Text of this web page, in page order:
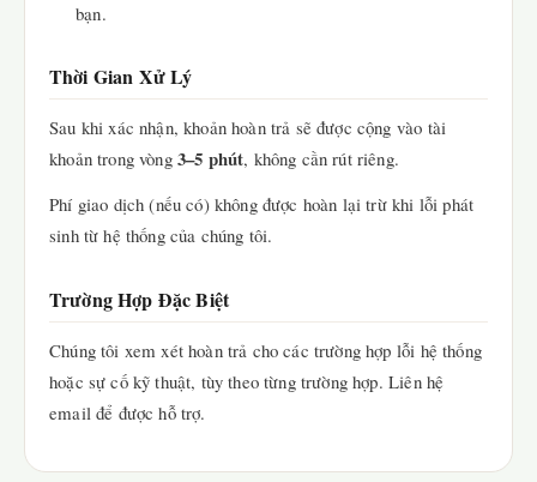
bạn.
Thời Gian Xử Lý
Sau khi xác nhận, khoản hoàn trả sẽ được cộng vào tài
khoản trong vòng 3–5 phút, không cần rút riêng.
Phí giao dịch (nếu có) không được hoàn lại trừ khi lỗi phát
sinh từ hệ thống của chúng tôi.
Trường Hợp Đặc Biệt
Chúng tôi xem xét hoàn trả cho các trường hợp lỗi hệ thống
hoặc sự cố kỹ thuật, tùy theo từng trường hợp. Liên hệ
email để được hỗ trợ.